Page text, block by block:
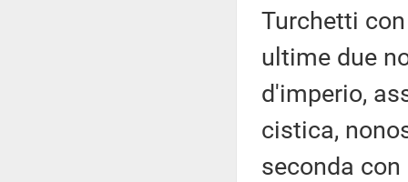
Turchetti
ultime due
d'imperio,
cistica,
seconda